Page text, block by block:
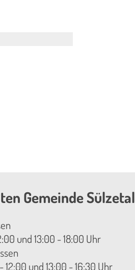
Gemeinde Sülzetal
und 13:00 - 18:00 Uhr
und 13:00 - 16:30 Uhr